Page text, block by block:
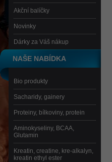
Akční balíčky
Novinky
Dárky za Váš nákup
NAŠE NABÍDKA
Bio produkty
Sacharidy, gainery
Proteiny, bílkoviny, protein
Aminokyseliny, BCAA,
Glutamin
Kreatin, creatine, kre-alkalyn,
kreatin ethyl ester